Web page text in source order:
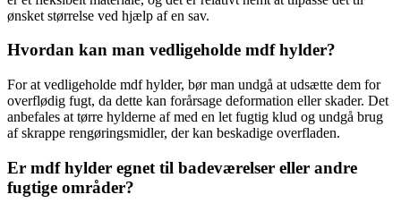
ønsket størrelse ved hjælp af en sav.
Hvordan kan man vedligeholde mdf hylder?
For at vedligeholde mdf hylder, bør man undgå at udsætte dem for
overflødig fugt, da dette kan forårsage deformation eller skader. Det
anbefales at tørre hylderne af med en let fugtig klud og undgå brug
af skrappe rengøringsmidler, der kan beskadige overfladen.
Er mdf hylder egnet til badeværelser eller andre
fugtige områder?